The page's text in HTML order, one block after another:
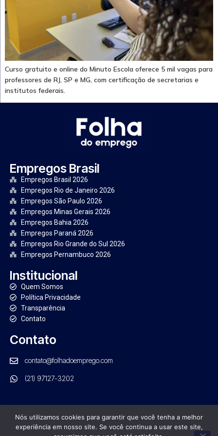
Curso gratuito e online do Minuto Escola oferece 5 mil vagas para
professores de RJ, SP e MG, com certificação de secretarias e
institutos federais.
Empregos Brasil
Empregos Brasil 2026
Empregos Rio de Janeiro 2026
Empregos São Paulo 2026
Empregos Minas Gerais 2026
Empregos Bahia 2026
Empregos Paraná 2026
Empregos Rio Grande do Sul 2026
Empregos Pernambuco 2026
Institucional
Quem Somos
Política Privacidade
Transparência
Contato
Contato
contato@folhadoemprego.com
(21) 97127-3202
PORTAL FOLHA DO EMPREGO. TODOS OS DIREITOS RESERVADOS
Nós utilizamos cookies para garantir que você tenha a melhor
experiência em nosso site. Se você continua a usar este site,